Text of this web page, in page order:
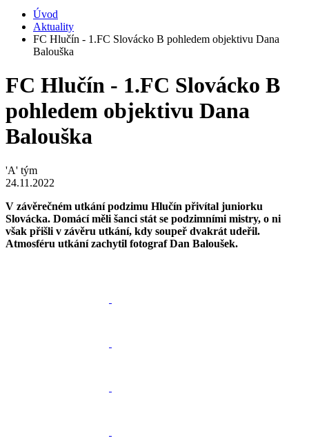
Úvod
Aktuality
FC Hlučín - 1.FC Slovácko B pohledem objektivu Dana
Balouška
FC Hlučín - 1.FC Slovácko B
pohledem objektivu Dana
Balouška
'A' tým
24.11.2022
V závěrečném utkání podzimu Hlučín přivítal juniorku
Slovácka. Domácí měli šanci stát se podzimními mistry, o ni
však přišli v závěru utkání, kdy soupeř dvakrát udeřil.
Atmosféru utkání zachytil fotograf Dan Baloušek.